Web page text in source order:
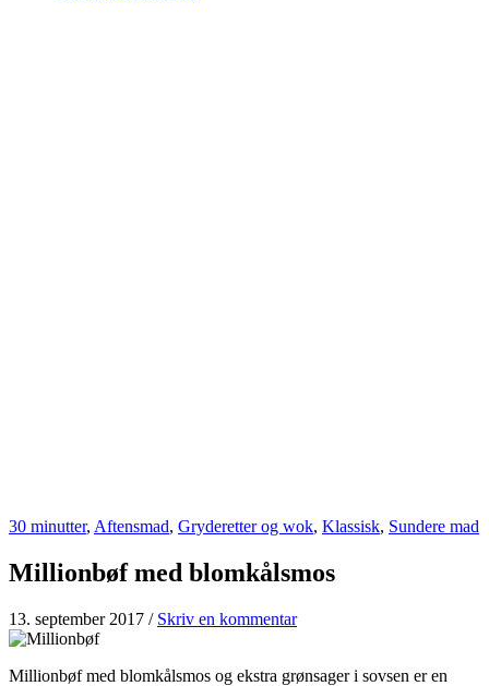
30 minutter, Aftensmad, Gryderetter og wok, Klassisk, Sundere mad
Millionbøf med blomkålsmos
13. september 2017 / Skriv en kommentar
Millionbøf med blomkålsmos og ekstra grønsager i sovsen er en